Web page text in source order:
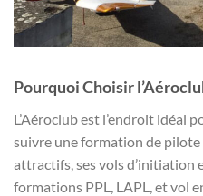
Pourquoi Choisir
L’Aéroclub est l’endroit idéal
suivre une formation de pilote
attractifs, ses vols d’initiation
formations PPL, LAPL, et vol